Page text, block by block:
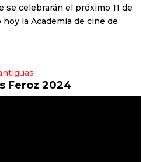
se celebrarán el próximo 11 de
la Academia de cine de
Feroz 2024